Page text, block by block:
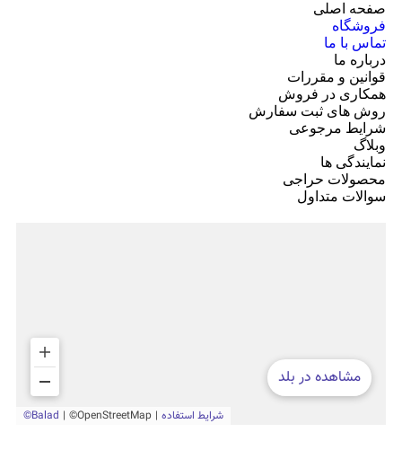
صفحه اصلی
فروشگاه
تماس با ما
درباره ما
قوانین و مقررات
همکاری در فروش
روش های ثبت سفارش
شرایط مرجوعی
وبلاگ
نمایندگی ها
محصولات حراجی
سوالات متداول